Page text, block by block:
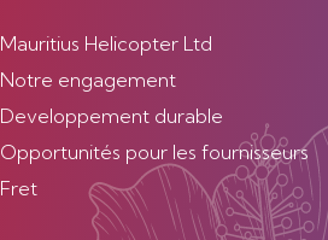
Mauritius Helicopter Ltd
Notre engagement
Developpement durable
Opportunités pour les fournisseurs
Fret